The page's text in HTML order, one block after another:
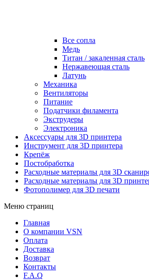
Все сопла
Медь
Титан / закаленная сталь
Нержавеющая сталь
Латунь
Механика
Вентиляторы
Питание
Податчики филамента
Экструдеры
Электроника
Аксессуары для 3D принтера
Инструмент для 3D принтера
Крепёж
Постобработка
Расходные материалы для 3D
Расходные материалы для 3D
Фотополимер для 3D печати
Меню страниц
Главная
О компании VSN
Оплата
Доставка
Возврат
Контакты
F.A.Q